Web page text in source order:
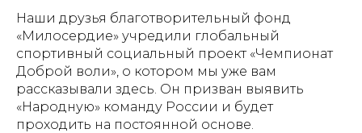
Наши друзья благотворительный фонд
«Милосердие» учредили глобальный
спортивный социальный проект «Чемпионат
Доброй воли», о котором мы уже вам
рассказывали здесь. Он призван выявить
«Народную» команду России и будет
проходить на постоянной основе.